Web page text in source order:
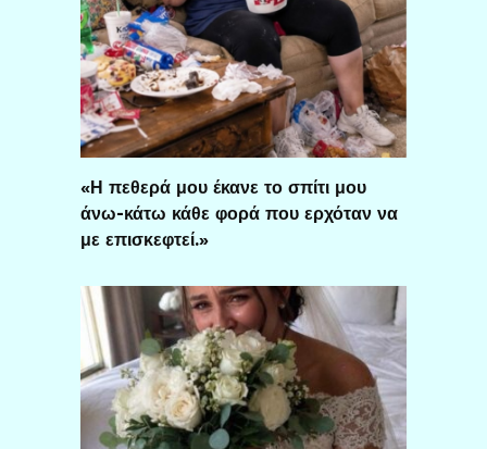
«Η πεθερά μου έκανε το σπίτι μου
άνω-κάτω κάθε φορά που ερχόταν να
με επισκεφτεί.»